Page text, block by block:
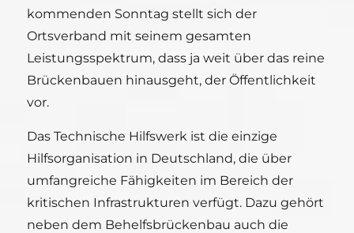
kommenden Sonntag stellt sich der
Ortsverband mit seinem gesamten
Leistungsspektrum, dass ja weit über das reine
Brückenbauen hinausgeht, der Öffentlichkeit
vor.
Das Technische Hilfswerk ist die einzige
Hilfsorganisation in Deutschland, die über
umfangreiche Fähigkeiten im Bereich der
kritischen Infrastrukturen verfügt. Dazu gehört
neben dem Behelfsbrückenbau auch die